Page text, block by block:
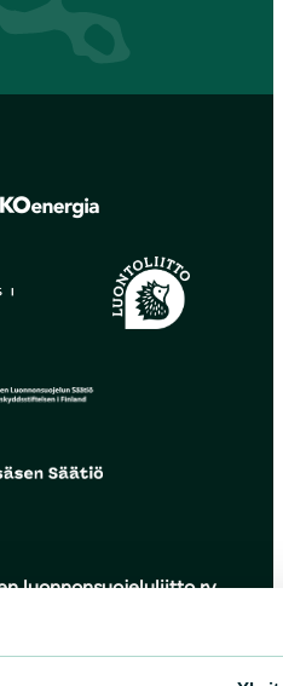
luonnonsuojeluliitto ry